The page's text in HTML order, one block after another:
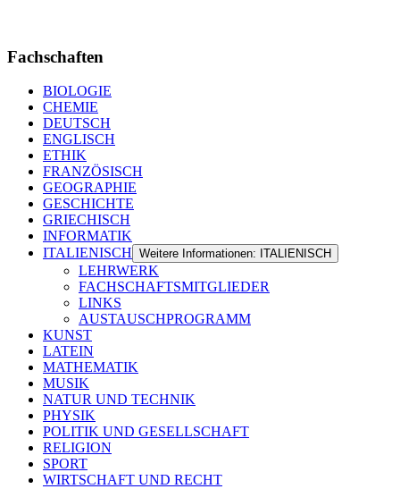
Fachschaften
BIOLOGIE
CHEMIE
DEUTSCH
ENGLISCH
ETHIK
FRANZÖSISCH
GEOGRAPHIE
GESCHICHTE
GRIECHISCH
INFORMATIK
ITALIENISCH Weitere Informationen: ITALIENISCH
LEHRWERK
FACHSCHAFTSMITGLIEDER
LINKS
AUSTAUSCHPROGRAMM
KUNST
LATEIN
MATHEMATIK
MUSIK
NATUR UND TECHNIK
PHYSIK
POLITIK UND GESELLSCHAFT
RELIGION
SPORT
WIRTSCHAFT UND RECHT